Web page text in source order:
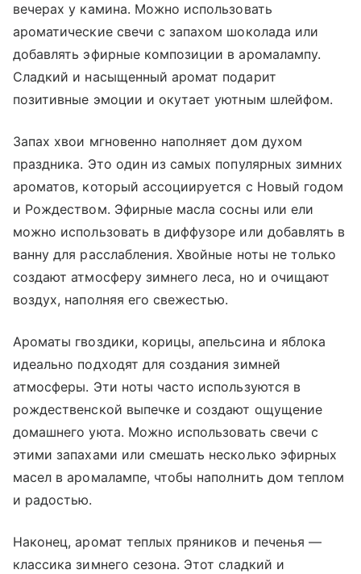
вечерах у камина. Можно использовать
ароматические свечи с запахом шоколада или
добавлять эфирные композиции в аромалампу.
Сладкий и насыщенный аромат подарит
позитивные эмоции и окутает уютным шлейфом.
Запах хвои мгновенно наполняет дом духом
праздника. Это один из самых популярных зимних
ароматов, который ассоциируется с Новый годом
и Рождеством. Эфирные масла сосны или ели
можно использовать в диффузоре или добавлять в
ванну для расслабления. Хвойные ноты не только
создают атмосферу зимнего леса, но и очищают
воздух, наполняя его свежестью.
Ароматы гвоздики, корицы, апельсина и яблока
идеально подходят для создания зимней
атмосферы. Эти ноты часто используются в
рождественской выпечке и создают ощущение
домашнего уюта. Можно использовать свечи с
этими запахами или смешать несколько эфирных
масел в аромалампе, чтобы наполнить дом теплом
и радостью.
Наконец, аромат теплых пряников и печенья —
классика зимнего сезона. Этот сладкий и